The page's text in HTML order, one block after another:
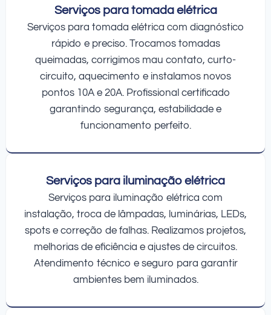
Serviços para tomada elétrica
Serviços para tomada elétrica com diagnóstico
rápido e preciso. Trocamos tomadas
queimadas, corrigimos mau contato, curto-
circuito, aquecimento e instalamos novos
pontos 10A e 20A. Profissional certificado
garantindo segurança, estabilidade e
funcionamento perfeito.
Serviços para iluminação elétrica
Serviços para iluminação elétrica com
instalação, troca de lâmpadas, luminárias, LEDs,
spots e correção de falhas. Realizamos projetos,
melhorias de eficiência e ajustes de circuitos.
Atendimento técnico e seguro para garantir
ambientes bem iluminados.